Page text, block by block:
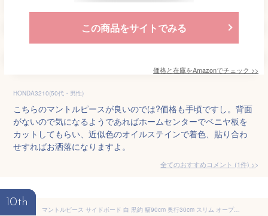
この商品をサイトでみる
価格と在庫をAmazonでチェック >>
HONDA3210(50代・男性)
こちらのマントルピースが良いのでは?価格も手頃ですし。背面
がないので気になるようであればホームセンターでベニヤ板を
カットしてもらい、近似色のオイルステインで着色、貼り合わ
せすればお洒落になりますよ。
全てのおすすめコメント (1件) >
10th
マントルピース サイドボード 白 黒約 幅90cm 奥行30cm スリム オープン 扉付き 収納 アーチ型 シェルフ 大理石 調 天板 オープンラック 3段 玄関 コンソール 木製 おしゃれ ホワイト/ブラック 【組立品/完成品が選べる】 LCB642308